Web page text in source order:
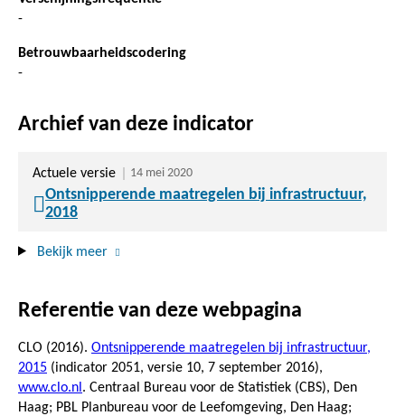
-
Betrouwbaarheidscodering
-
Archief van deze indicator
Actuele versie 14 mei 2020
Ontsnipperende maatregelen bij infrastructuur,
2018
Bekijk meer
Referentie van deze webpagina
CLO (2016). Ontsnipperende maatregelen bij infrastructuur,
2015 (indicator 2051, versie 10, 7 september 2016),
www.clo.nl . Centraal Bureau voor de Statistiek (CBS), Den
Haag; PBL Planbureau voor de Leefomgeving, Den Haag;